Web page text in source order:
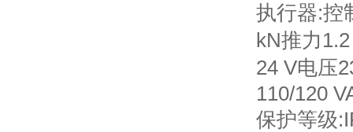
执行器:控
kN推力
24 V电压
110/120
保护等级